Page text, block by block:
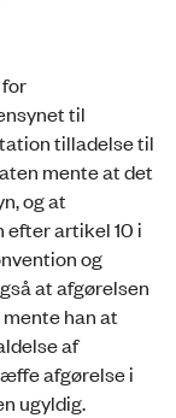
til
tilladelse til
mente at det
og at
efter artikel 10 i
og
at afgørelsen
han at
af
afgørelse i
ugyldig.